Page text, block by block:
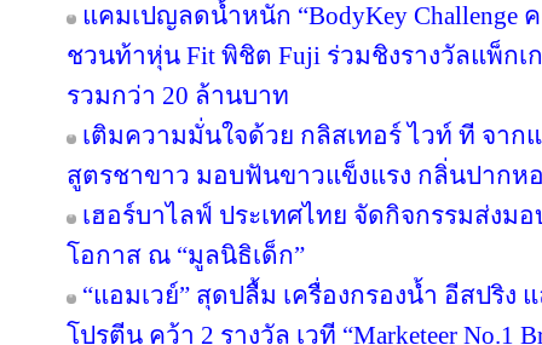
แคมเปญลดน้ำหนัก “BodyKey Challenge
ชวนท้าหุ่น Fit พิชิต Fuji ร่วมชิงรางวัลแพ็กเ
รวมกว่า 20 ล้านบาท
เติมความมั่นใจด้วย กลิสเทอร์ ไวท์ ที จาก
สูตรชาขาว มอบฟันขาวแข็งแรง กลิ่นปากห
เฮอร์บาไลฟ์ ประเทศไทย จัดกิจกรรมส่ง
โอกาส ณ “มูลนิธิเด็ก”
“แอมเวย์” สุดปลื้ม เครื่องกรองน้ำ อีสปริง
โปรตีน คว้า 2 รางวัล เวที “Marketeer No.1